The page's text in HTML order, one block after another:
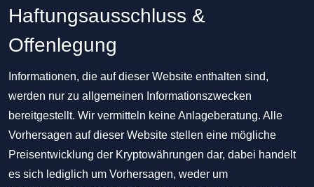
Haftungsausschluss &
Offenlegung
Informationen, die auf dieser Website enthalten sind,
werden nur zu allgemeinen Informationszwecken
bereitgestellt. Wir vermitteln keine Anlageberatung. Alle
Vorhersagen auf dieser Website stellen eine mögliche
Preisentwicklung der Kryptowährungen dar, dabei handelt
es sich lediglich um Vorhersagen, weder um